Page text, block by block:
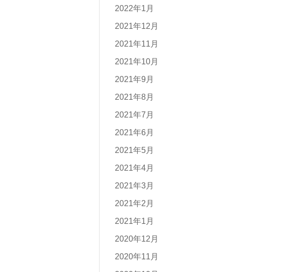
2022年1月
2021年12月
2021年11月
2021年10月
2021年9月
2021年8月
2021年7月
2021年6月
2021年5月
2021年4月
2021年3月
2021年2月
2021年1月
2020年12月
2020年11月